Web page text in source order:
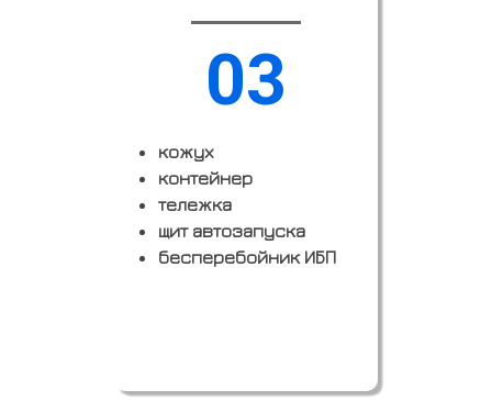
03
кожух
контейнер
тележка
щит автозапуска
бесперебойник ИБП